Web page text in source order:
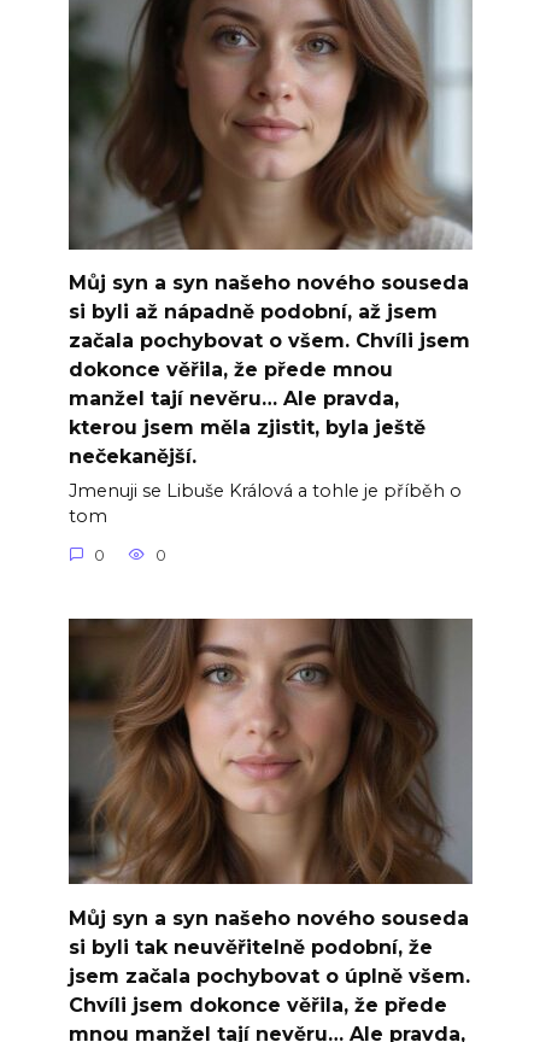
Můj syn a syn našeho nového souseda
si byli až nápadně podobní, až jsem
začala pochybovat o všem. Chvíli jsem
dokonce věřila, že přede mnou
manžel tají nevěru… Ale pravda,
kterou jsem měla zjistit, byla ještě
nečekanější.
Jmenuji se Libuše Králová a tohle je příběh o
tom
0 0
Můj syn a syn našeho nového souseda
si byli tak neuvěřitelně podobní, že
jsem začala pochybovat o úplně všem.
Chvíli jsem dokonce věřila, že přede
mnou manžel tají nevěru… Ale pravda,